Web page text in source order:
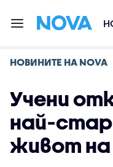
НОВИНИТЕ НА NOVA
Учени
най-
живот